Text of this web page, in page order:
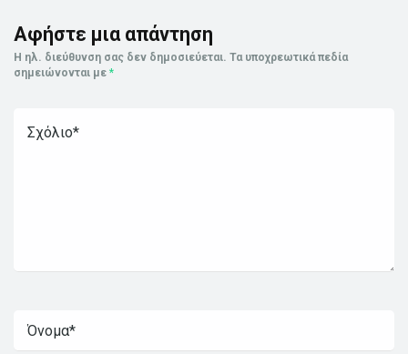
Αφήστε μια απάντηση
Η ηλ. διεύθυνση σας δεν δημοσιεύεται. Τα υποχρεωτικά πεδία
σημειώνονται με *